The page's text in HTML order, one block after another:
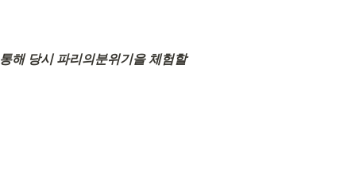
해 당시 파리의분위기을 체험할